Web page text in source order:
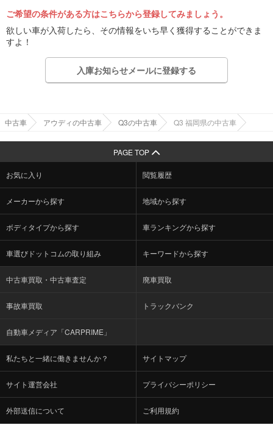
ご希望の条件がある方はこちらから登録してみましょう。
欲しい車が入荷したら、その情報をいち早く獲得することができま
すよ！
入庫お知らせメールに登録する
中古車 アウディの中古車 Q3の中古車 Q3 福岡県の中古車
PAGE TOP
お気に入り 閲覧履歴
メーカーから探す 地域から探す
ボディタイプから探す 車ランキングから探す
車選びドットコムの取り組み キーワードから探す
中古車買取・中古車査定 廃車買取
事故車買取 トラックバンク
自動車メディア「CARPRIME」
私たちと一緒に働きませんか？ サイトマップ
サイト運営会社 プライバシーポリシー
外部送信について ご利用規約